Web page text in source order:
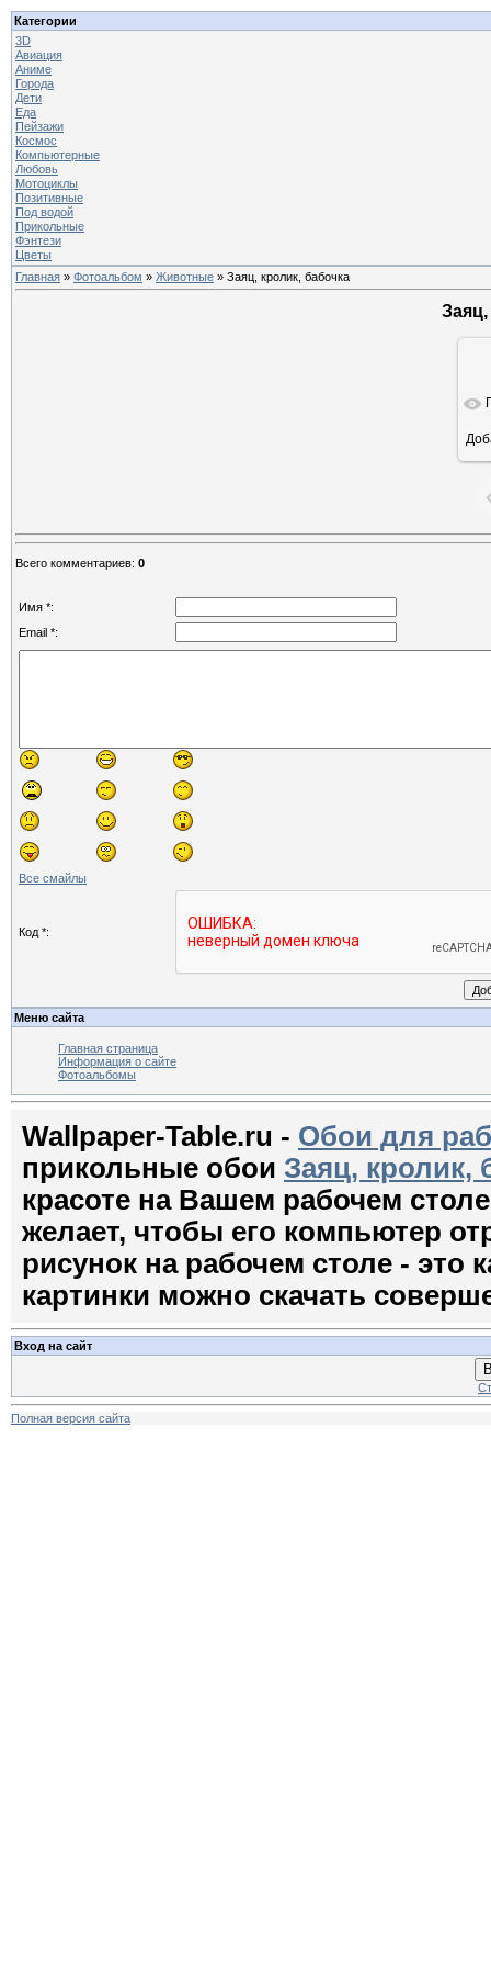
Категории
3D
Авиация
Аниме
Города
Дети
Еда
Пейзажи
Космос
Компьютерные
Любовь
Мотоциклы
Позитивные
Под водой
Прикольные
Фэнтези
Цветы
Главная » Фотоальбом » Животные » Заяц, кролик, бабочка
Заяц,
Всего комментариев: 0
Имя *:
Email *:
Все смайлы
Код *:
Меню сайта
Главная страница
Информация о сайте
Фотоальбомы
Wallpaper-Table.ru - Обои для
прикольные обои Заяц, кролик,
красоте на Вашем рабочем
желает, чтобы его компьютер
рисунок на рабочем столе - это
картинки можно скачать
Вход на сайт
Полная версия сайта